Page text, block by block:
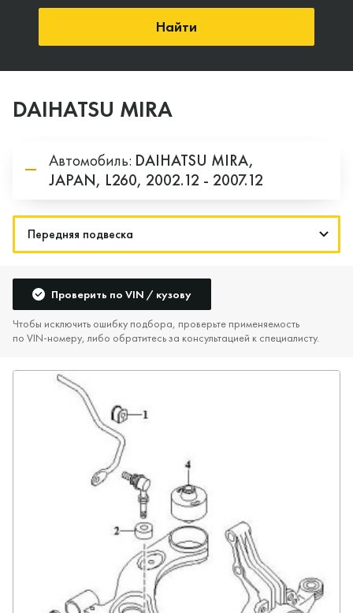
Найти
DAIHATSU MIRA
Автомобиль: DAIHATSU MIRA,
JAPAN, L260, 2002.12 - 2007.12
Проверить по VIN / кузову
Чтобы исключить ошибку подбора, проверьте применяемость
по VIN‑номеру, либо обратитесь за консультацией к специалисту.